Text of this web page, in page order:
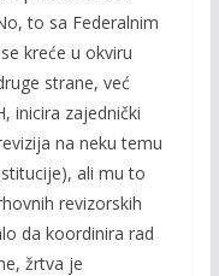
to sa Federalnim
kreće u okviru
strane, već
inicira zajednički
na neku temu
ali mu to
revizorskih
da koordinira rad
žrtva je